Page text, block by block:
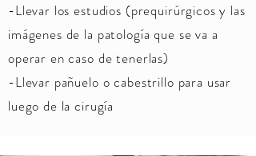
-Llevar los estudios (prequirúrgicos y las
imágenes de la patología que se va a
operar en caso de tenerlas)
-Llevar pañuelo o cabestrillo para usar
luego de la cirugía